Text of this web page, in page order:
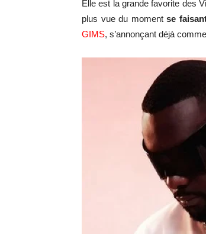
Elle est la grande favorite des
plus vue du moment se
GIMS, s’annonçant déjà